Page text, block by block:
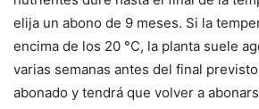
elija un abono de 9 meses. Si la
encima de los 20 °C, la planta suele
varias semanas antes del final
abonado y tendrá que volver a